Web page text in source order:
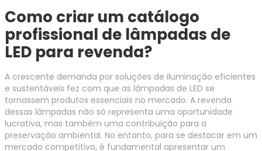
Como criar um catálogo
profissional de lâmpadas de
LED para revenda?
A crescente demanda por soluções de iluminação eficientes
e sustentáveis fez com que as lâmpadas de LED se
tornassem produtos essenciais no mercado. A revenda
dessas lâmpadas não só representa uma oportunidade
lucrativa, mas também uma contribuição para a
preservação ambiental. No entanto, para se destacar em um
mercado competitivo, é fundamental apresentar um